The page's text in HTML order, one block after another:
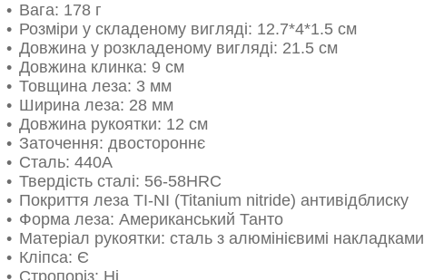
Вага: 178 г
Розміри у складеному вигляді: 12.7*4*1.5 см
Довжина у розкладеному вигляді: 21.5 см
Довжина клинка: 9 см
Товщина леза: 3 мм
Ширина леза: 28 мм
Довжина рукоятки: 12 см
Заточення: двостороннє
Сталь: 440А
Твердість сталі: 56-58HRC
Покриття леза TI-NI (Titanium nitride) антивідблиску
Форма леза: Американський Танто
Матеріал рукоятки: сталь з алюмінієвимі накладками
Кліпса: Є
Стропоріз: Ні